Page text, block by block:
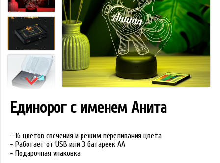
Единорог с именем Анита
- 16 цветов свечения и режим переливания цвета
- Работает от USB или 3 батареек АА
- Подарочная упаковка